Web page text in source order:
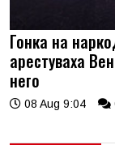
Гонка на
арестуваха
него
08 Aug 9:04